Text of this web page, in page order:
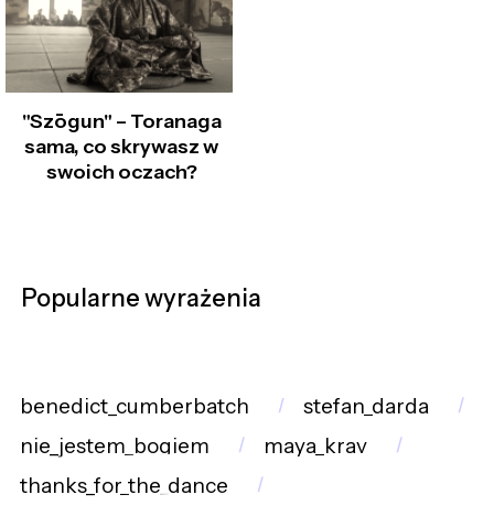
"Szōgun" – Toranaga
sama, co skrywasz w
swoich oczach?
Popularne wyrażenia
benedict_cumberbatch
stefan_darda
nie_jestem_bogiem
maya_krav
thanks_for_the_dance